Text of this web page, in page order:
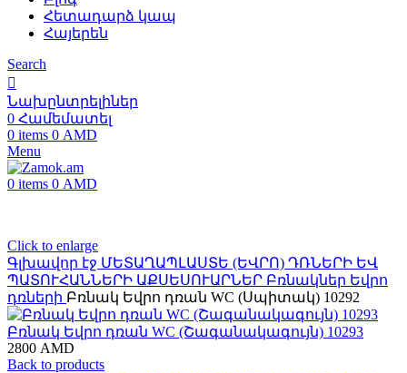
Հետադարձ կապ
Հայերեն
Search
Նախընտրելիներ
0 Համեմատել
0 items 0 AMD
Menu
0 items 0 AMD
Click to enlarge
Գլխավոր էջ ՄԵՏԱՂԱՊԼԱՍՏԵ (ԵՎՐՈ) ԴՌՆԵՐԻ ԵՎ
ՊԱՏՈՒՀԱՆՆԵՐԻ ԱՔՍԵՍՈՒԱՐՆԵՐ Բռնակներ Եվրո
դռների Բռնակ Եվրո դռան WC (Սպիտակ) 10292
Բռնակ Եվրո դռան WC (Շագանակագույն) 10293
2800 AMD
Back to products